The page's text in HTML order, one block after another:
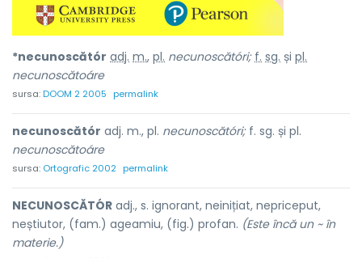
*necunoscătór adj. m., pl. necunoscătóri; f. sg. și pl.
necunoscătoáre
sursa:DOOM 2 2005 permalink
necunoscătór adj. m., pl. necunoscătóri;f. sg. și pl.
necunoscătoáre
sursa: Ortografic 2002 permalink
NECUNOSCĂTÓR adj., s. ignorant, neinițiat, nepriceput,
neștiutor, (fam.) ageamiu, (fig.) profan. (Este încă un ~ în
materie.)